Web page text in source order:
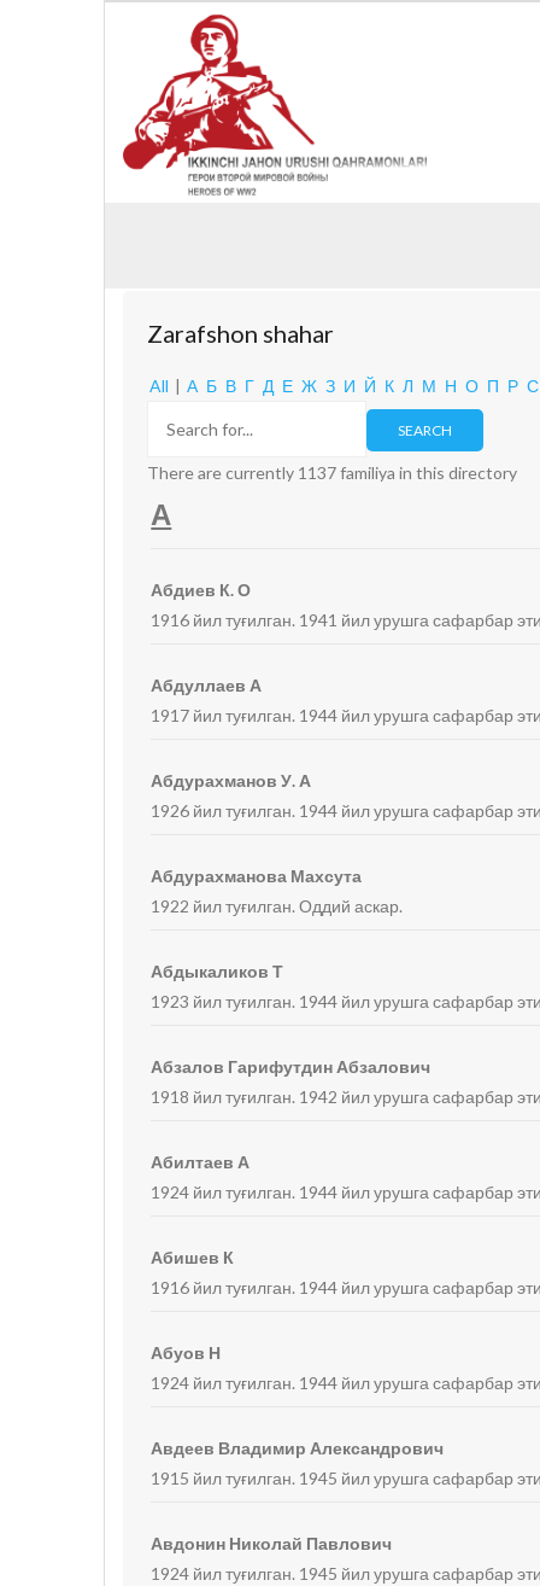
Zarafshon shahar
All | А Б В Г Д Е Ж З И Й К Л М Н О П Р С
There are currently 1137 familiya in this directory
А
Абдиев К. О
1916 йил туғилган. 1941 йил урушга сафарбар
Абдуллаев А
1917 йил туғилган. 1944 йил урушга сафарбар
Абдурахманов У. А
1926 йил туғилган. 1944 йил урушга сафарбар
Абдурахманова Махсута
1922 йил туғилган. Оддий аскар.
Абдыкаликов Т
1923 йил туғилган. 1944 йил урушга сафарбар
Абзалов Гарифутдин Абзалович
1918 йил туғилган. 1942 йил урушга сафарбар
Абилтаев А
1924 йил туғилган. 1944 йил урушга сафарбар
Абишев К
1916 йил туғилган. 1944 йил урушга сафарбар
Абуов Н
1924 йил туғилган. 1944 йил урушга сафарбар
Авдеев Владимир Александрович
1915 йил туғилган. 1945 йил урушга сафарбар
Авдонин Николай Павлович
1924 йил туғилган. 1945 йил урушга сафарбар